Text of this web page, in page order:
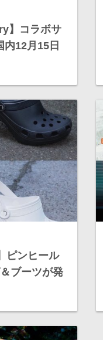
】コラボサ
12月15日
ピンヒール
ブーツが発